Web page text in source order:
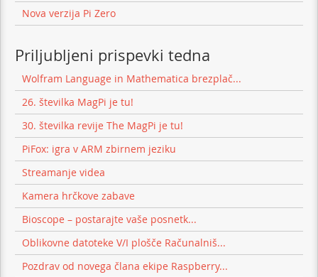
Nova verzija Pi Zero
Priljubljeni prispevki tedna
Wolfram Language in Mathematica brezplač...
26. številka MagPi je tu!
30. številka revije The MagPi je tu!
PiFox: igra v ARM zbirnem jeziku
Streamanje videa
Kamera hrčkove zabave
Bioscope – postarajte vaše posnetk...
Oblikovne datoteke V/I plošče Računalniš...
Pozdrav od novega člana ekipe Raspberry...